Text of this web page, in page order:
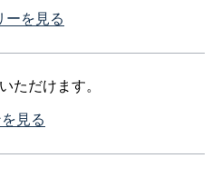
ーを見る
ただけます。
見る